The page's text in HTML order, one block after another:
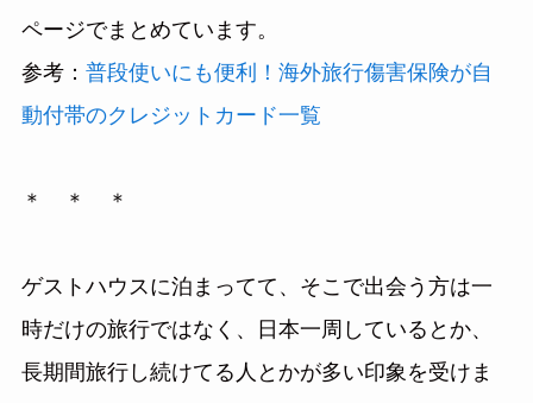
ページでまとめています。
参考： 普段使いにも便利！海外旅行傷害保険が自
動付帯のクレジットカード一覧
＊ ＊ ＊
ゲストハウスに泊まってて、そこで出会う方は一
時だけの旅行ではなく、日本一周しているとか、
長期間旅行し続けてる人とかが多い印象を受けま